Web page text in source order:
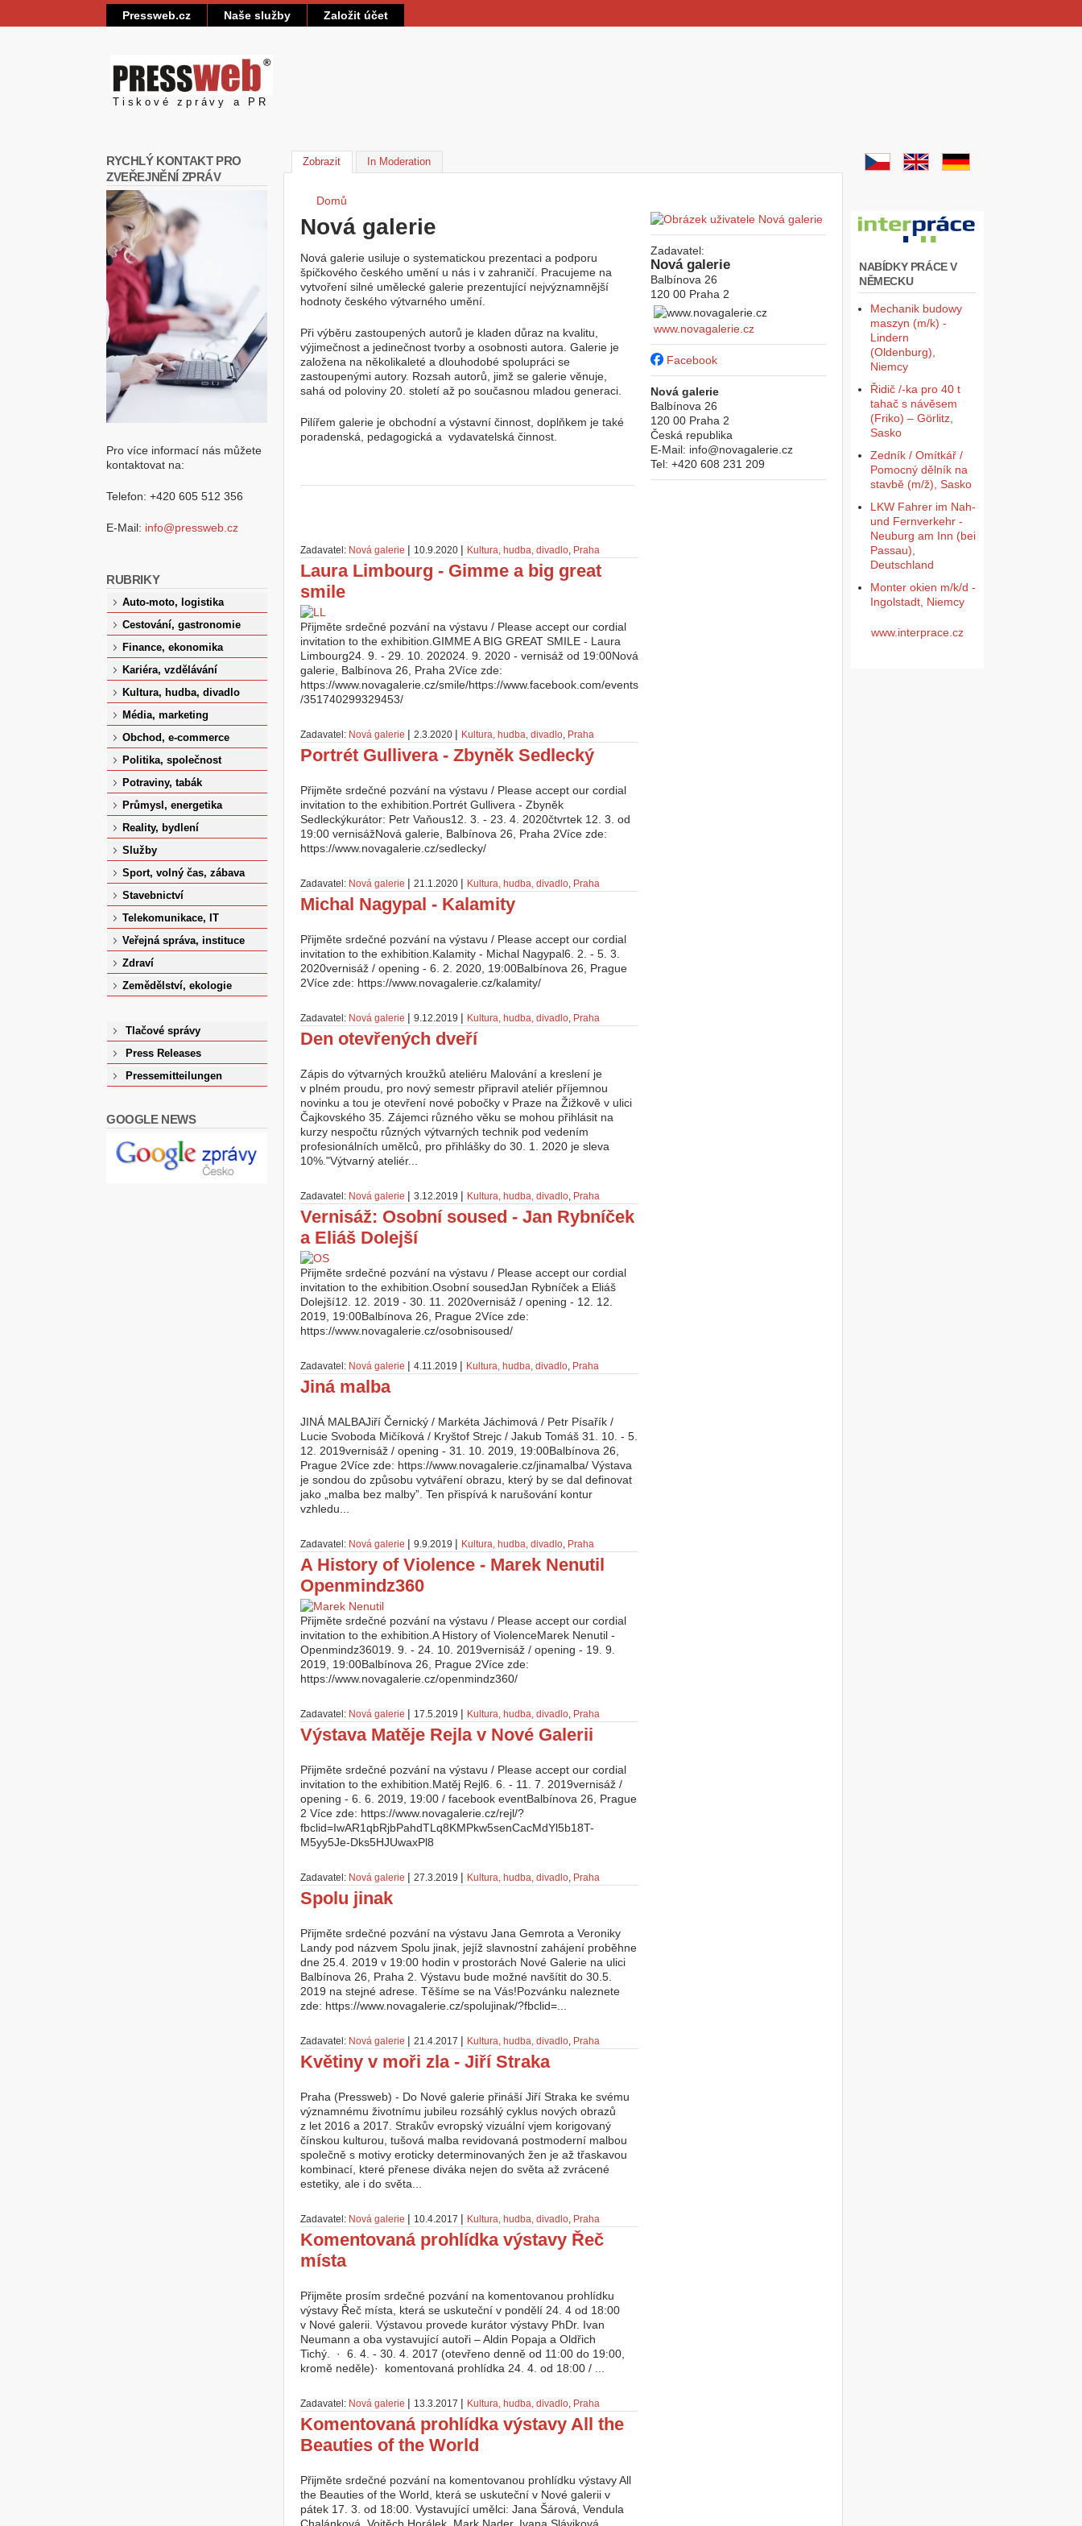
Pressweb.cz Naše služby Založit účet
Pressweb
Tiskové zprávy a PR
Zobrazit (aktivní záložka)
In Moderation
Jste zde
Domů
Nová galerie
Nová galerie usiluje o systematickou prezentaci a podporu
špičkového českého umění u nás i v zahraničí. Pracujeme na
vytvoření silné umělecké galerie prezentující nejvýznamnější
hodnoty českého výtvarného umění.
Při výběru zastoupených autorů je kladen důraz na kvalitu,
výjimečnost a jedinečnost tvorby a osobnosti autora. Galerie je
založena na několikaleté a dlouhodobé spolupráci se
zastoupenými autory. Rozsah autorů, jimž se galerie věnuje,
sahá od poloviny 20. století až po současnou mladou generaci.
Pilířem galerie je obchodní a výstavní činnost, doplňkem je také
poradenská, pedagogická a vydavatelská činnost.
Zadavatel: Nová galerie | 10.9.2020 | Kultura, hudba, divadlo, Praha
Laura Limbourg - Gimme a big great
smile
Přijměte srdečné pozvání na výstavu / Please accept our cordial
invitation to the exhibition.GIMME A BIG GREAT SMILE - Laura
Limbourg24. 9. - 29. 10. 202024. 9. 2020 - vernisáž od 19:00Nová
galerie, Balbínova 26, Praha 2Více zde:
https://www.novagalerie.cz/smile/https://www.facebook.com/events
/351740299329453/
Zadavatel: Nová galerie | 2.3.2020 | Kultura, hudba, divadlo, Praha
Portrét Gullivera - Zbyněk Sedlecký
Přijměte srdečné pozvání na výstavu / Please accept our cordial
invitation to the exhibition.Portrét Gullivera - Zbyněk
Sedleckýkurátor: Petr Vaňous12. 3. - 23. 4. 2020čtvrtek 12. 3. od
19:00 vernisážNová galerie, Balbínova 26, Praha 2Více zde:
https://www.novagalerie.cz/sedlecky/
Zadavatel: Nová galerie | 21.1.2020 | Kultura, hudba, divadlo, Praha
Michal Nagypal - Kalamity
Přijměte srdečné pozvání na výstavu / Please accept our cordial
invitation to the exhibition.Kalamity - Michal Nagypal6. 2. - 5. 3.
2020vernisáž / opening - 6. 2. 2020, 19:00Balbínova 26, Prague
2Více zde: https://www.novagalerie.cz/kalamity/
Zadavatel: Nová galerie | 9.12.2019 | Kultura, hudba, divadlo, Praha
Den otevřených dveří
Zápis do výtvarných kroužků ateliéru Malování a kreslení je
v plném proudu, pro nový semestr připravil ateliér příjemnou
novinku a tou je otevření nové pobočky v Praze na Žižkově v ulici
Čajkovského 35. Zájemci různého věku se mohou přihlásit na
kurzy nespočtu různých výtvarných technik pod vedením
profesionálních umělců, pro přihlášky do 30. 1. 2020 je sleva
10%."Výtvarný ateliér...
Zadavatel: Nová galerie | 3.12.2019 | Kultura, hudba, divadlo, Praha
Vernisáž: Osobní soused - Jan Rybníček
a Eliáš Dolejší
Přijměte srdečné pozvání na výstavu / Please accept our cordial
invitation to the exhibition.Osobní sousedJan Rybníček a Eliáš
Dolejší12. 12. 2019 - 30. 11. 2020vernisáž / opening - 12. 12.
2019, 19:00Balbínova 26, Prague 2Více zde:
https://www.novagalerie.cz/osobnisoused/
Zadavatel: Nová galerie | 4.11.2019 | Kultura, hudba, divadlo, Praha
Jiná malba
JINÁ MALBAJiří Černický / Markéta Jáchimová / Petr Písařík /
Lucie Svoboda Mičíková / Kryštof Strejc / Jakub Tomáš 31. 10. - 5.
12. 2019vernisáž / opening - 31. 10. 2019, 19:00Balbínova 26,
Prague 2Více zde: https://www.novagalerie.cz/jinamalba/ Výstava
je sondou do způsobu vytváření obrazu, který by se dal definovat
jako „malba bez malby”. Ten přispívá k narušování kontur
vzhledu...
Zadavatel: Nová galerie | 9.9.2019 | Kultura, hudba, divadlo, Praha
A History of Violence - Marek Nenutil
Openmindz360
Přijměte srdečné pozvání na výstavu / Please accept our cordial
invitation to the exhibition.A History of ViolenceMarek Nenutil -
Openmindz36019. 9. - 24. 10. 2019vernisáž / opening - 19. 9.
2019, 19:00Balbínova 26, Prague 2Více zde:
https://www.novagalerie.cz/openmindz360/
Zadavatel: Nová galerie | 17.5.2019 | Kultura, hudba, divadlo, Praha
Výstava Matěje Rejla v Nové Galerii
Přijměte srdečné pozvání na výstavu / Please accept our cordial
invitation to the exhibition.Matěj Rejl6. 6. - 11. 7. 2019vernisáž /
opening - 6. 6. 2019, 19:00 / facebook eventBalbínova 26, Prague
2 Více zde: https://www.novagalerie.cz/rejl/?
fbclid=IwAR1qbRjbPahdTLq8KMPkw5senCacMdYl5b18T-
M5yy5Je-Dks5HJUwaxPl8
Zadavatel: Nová galerie | 27.3.2019 | Kultura, hudba, divadlo, Praha
Spolu jinak
Přijměte srdečné pozvání na výstavu Jana Gemrota a Veroniky
Landy pod názvem Spolu jinak, jejíž slavnostní zahájení proběhne
dne 25.4. 2019 v 19:00 hodin v prostorách Nové Galerie na ulici
Balbínova 26, Praha 2. Výstavu bude možné navšítit do 30.5.
2019 na stejné adrese. Těšíme se na Vás!Pozvánku naleznete
zde: https://www.novagalerie.cz/spolujinak/?fbclid=...
Zadavatel: Nová galerie | 21.4.2017 | Kultura, hudba, divadlo, Praha
Květiny v moři zla - Jiří Straka
Praha (Pressweb) - Do Nové galerie přináší Jiří Straka ke svému
významnému životnímu jubileu rozsáhlý cyklus nových obrazů
z let 2016 a 2017. Strakův evropský vizuální vjem korigovaný
čínskou kulturou, tušová malba revidovaná postmoderní malbou
společně s motivy eroticky determinovaných žen je až třaskavou
kombinací, které přenese diváka nejen do světa až zvrácené
estetiky, ale i do světa...
Zadavatel: Nová galerie | 10.4.2017 | Kultura, hudba, divadlo, Praha
Komentovaná prohlídka výstavy Řeč
místa
Přijměte prosím srdečné pozvání na komentovanou prohlídku
výstavy Řeč místa, která se uskuteční v pondělí 24. 4 od 18:00
v Nové galerii. Výstavou provede kurátor výstavy PhDr. Ivan
Neumann a oba vystavující autoři – Aldin Popaja a Oldřich
Tichý. · 6. 4. - 30. 4. 2017 (otevřeno denně od 11:00 do 19:00,
kromě neděle)· komentovaná prohlídka 24. 4. od 18:00 / ...
Zadavatel: Nová galerie | 13.3.2017 | Kultura, hudba, divadlo, Praha
Komentovaná prohlídka výstavy All the
Beauties of the World
Přijměte srdečné pozvání na komentovanou prohlídku výstavy All
the Beauties of the World, která se uskuteční v Nové galerii v
pátek 17. 3. od 18:00. Vystavující umělci: Jana Šárová, Vendula
Zadavatel:
Nová galerie
Balbínova 26
120 00 Praha 2
www.novagalerie.cz
Facebook
Nová galerie
Balbínova 26
120 00 Praha 2
Česká republika
E-Mail: info@novagalerie.cz
Tel:+420 608 231 209
RYCHLÝ KONTAKT PRO
ZVEŘEJNĚNÍ ZPRÁV
Pro více informací nás můžete
kontaktovat na:
Telefon: +420 605 512 356
E-Mail: info@pressweb.cz
RUBRIKY
Auto-moto, logistika
Cestování, gastronomie
Finance, ekonomika
Kariéra, vzdělávání
Kultura, hudba, divadlo
Média, marketing
Obchod, e-commerce
Politika, společnost
Potraviny, tabák
Průmysl, energetika
Reality, bydlení
Služby
Sport, volný čas, zábava
Stavebnictví
Telekomunikace, IT
Veřejná správa, instituce
Zdraví
Zemědělství, ekologie
Tlačové správy
Press Releases
Pressemitteilungen
GOOGLE NEWS
NABÍDKY PRÁCE V
NĚMECKU
Mechanik budowy
maszyn (m/k) -
Lindern
(Oldenburg),
Niemcy
Řidič /-ka pro 40 t
tahač s návěsem
(Friko) – Görlitz,
Sasko
Zedník / Omítkář /
Pomocný dělník na
stavbě (m/ž), Sasko
LKW Fahrer im Nah-
und Fernverkehr -
Neuburg am Inn (bei
Passau),
Deutschland
Monter okien m/k/d -
Ingolstadt, Niemcy
www.interprace.cz